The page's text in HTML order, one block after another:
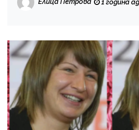
Елица Петрова 1 година